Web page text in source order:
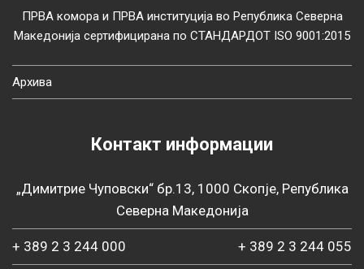
ПРВА комора и ПРВА институција во Република Северна
Македонија сертифицирана по СТАНДАРДОТ ISO 9001:2015
Архива
Контакт информации
„Димитрие Чуповски“ бр.13, 1000 Скопје, Република
Северна Македонија
+ 389 2 3 244 000 + 389 2 3 244 055